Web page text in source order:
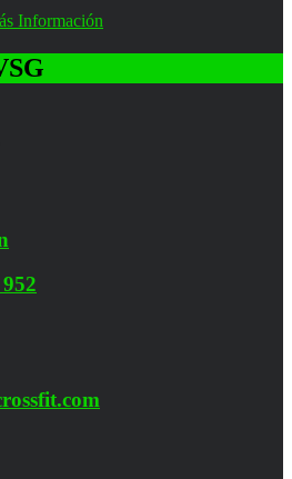
Información